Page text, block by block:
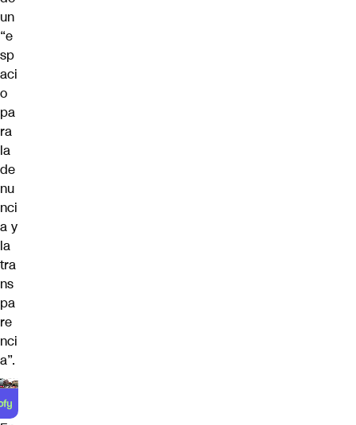
un
“e
sp
aci
o
pa
ra
la
de
nu
nci
a y
la
tra
ns
pa
re
nci
a”.